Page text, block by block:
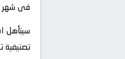
فى شهر
سيتأهل
تصنيفية تليها تصفيات